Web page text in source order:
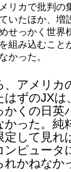
リカで批判
いたほか、
せっかく世界
組み込むこと
かった。
アメリカ
はずのJX
かくの日英
かった。純
定して見
ンピュータ
かねなか